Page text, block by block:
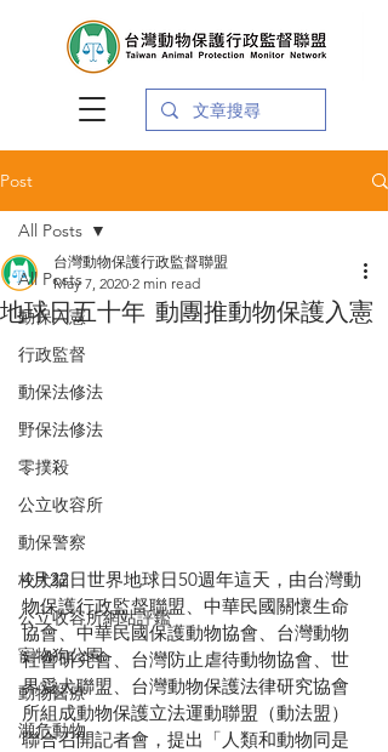
Post
All Posts
動保入憲
行政監督
動保法修法
野保法修法
零撲殺
公立收容所
動保警察
校犬貓
公立收容所網站評鑑
寵物狗公園
動物醫療
瀕危動物
All Posts
地球日五十年 動團推動物保護入憲
台灣動物保護行政監督聯盟
May 7, 2020 2 min read
4月22日世界地球日50週年這天，由台灣動
物保護行政監督聯盟、中華民國關懷生命
協會、中華民國保護動物協會、台灣動物
社會研究會、台灣防止虐待動物協會、世
界愛犬聯盟、台灣動物保護法律研究協會
所組成動物保護立法運動聯盟（動法盟）
聯合召開記者會，提出「人類和動物同是